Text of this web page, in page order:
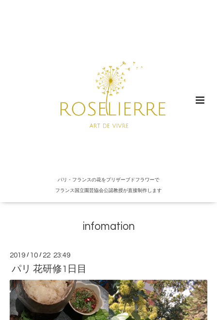
パリ・フランスの花をプリザーブドフラワーで
フランス国立園芸協会公認教授が直接制作します
infomation
2019 / 10 / 22 23:49
パリ 花研修1日目